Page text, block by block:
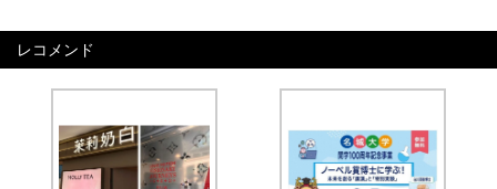
レコメンド